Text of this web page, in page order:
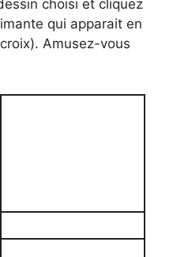
choisi et cliquez
qui apparait en
Amusez-vous